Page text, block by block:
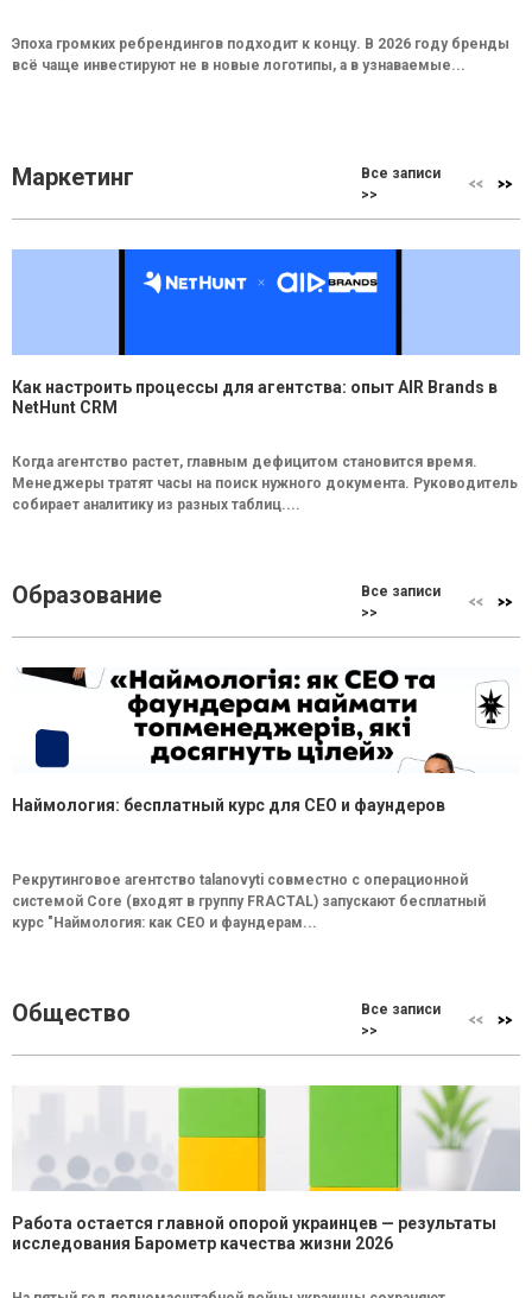
Эпоха громких ребрендингов подходит к концу. В 2026 году бренды
всё чаще инвестируют не в новые логотипы, а в узнаваемые...
Маркетинг
Все записи
>>
Как настроить процессы для агентства: опыт AIR Brands в
NetHunt CRM
Когда агентство растет, главным дефицитом становится время.
Менеджеры тратят часы на поиск нужного документа. Руководитель
собирает аналитику из разных таблиц....
Образование
Все записи
>>
Наймология: бесплатный курс для CEO и фаундеров
Рекрутинговое агентство talanovyti совместно с операционной
системой Core (входят в группу FRACTAL) запускают бесплатный
курс "Наймология: как СEO и фаундерам...
Общество
Все записи
>>
Работа остается главной опорой украинцев — результаты
исследования Барометр качества жизни 2026